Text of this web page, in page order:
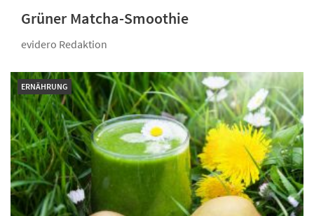
Grüner Matcha-Smoothie
evidero Redaktion
ERNÄHRUNG